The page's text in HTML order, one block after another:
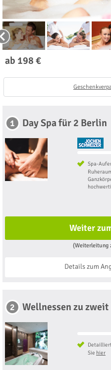
ab 198 €
1 Day Spa für 2 Berlin
Spa-
Weiter
(Weiterleitung
Details zum
2 Wellnessen zu
Sie hier